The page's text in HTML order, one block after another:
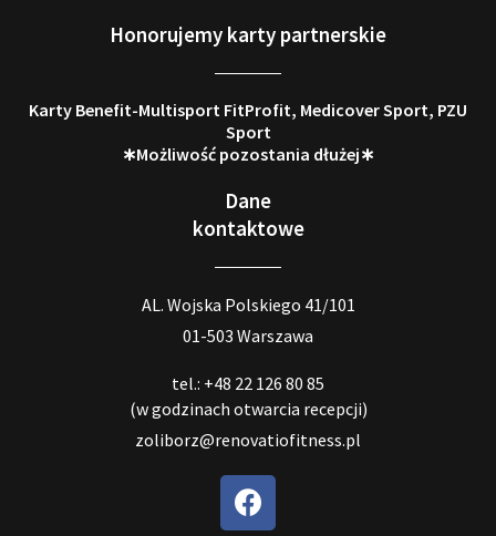
Honorujemy karty partnerskie
Karty Benefit-Multisport FitProfit, Medicover Sport, PZU
Sport
∗Możliwość pozostania dłużej∗
Dane
kontaktowe
AL. Wojska Polskiego 41/101
01-503 Warszawa
tel.: +48 22 126 80 85
(w godzinach otwarcia recepcji)
zoliborz@renovatiofitness.pl